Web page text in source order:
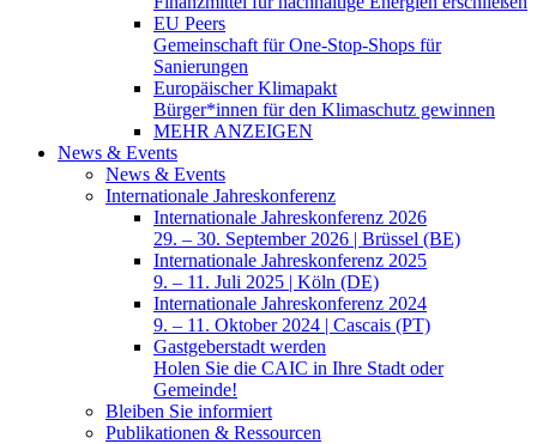
EU Peers
Gemeinschaft für One-Stop-Shops für
Sanierungen
Europäischer Klimapakt
Bürger*innen für den Klimaschutz gewinnen
MEHR ANZEIGEN
News & Events
News & Events
Internationale Jahreskonferenz
Internationale Jahreskonferenz 2026
29. – 30. September 2026 | Brüssel (BE)
Internationale Jahreskonferenz 2025
9. – 11. Juli 2025 | Köln (DE)
Internationale Jahreskonferenz 2024
9. – 11. Oktober 2024 | Cascais (PT)
Gastgeberstadt werden
Holen Sie die CAIC in Ihre Stadt oder
Gemeinde!
Bleiben Sie informiert
Publikationen & Ressourcen